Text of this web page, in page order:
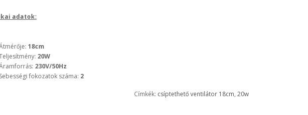
adatok:
18cm
20W
230V/50Hz
Sebességi fokozatok száma: 2
Címkék: csíptethető ventilátor 18cm,20w